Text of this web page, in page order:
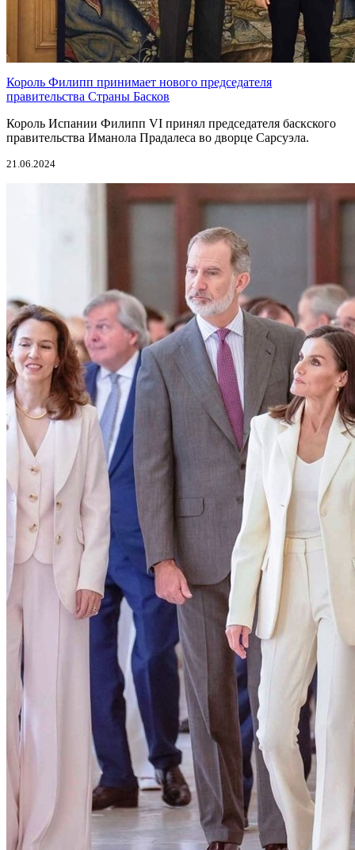
Король Филипп принимает нового председателя
правительства Страны Басков
Король Испании Филипп VI принял председателя баскского
правительства Иманола Прадалеса во дворце Сарсуэла.
21.06.2024